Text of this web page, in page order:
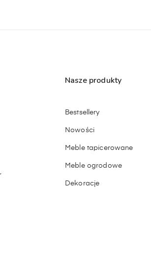
Nasze produkty
Bestsellery
Nowości
Meble tapicerowane
Meble ogrodowe
Dekoracje